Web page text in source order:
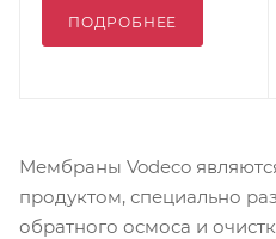
ПОДРОБНЕЕ
Мембраны Vodeco
продуктом, специально
обратного осмоса и